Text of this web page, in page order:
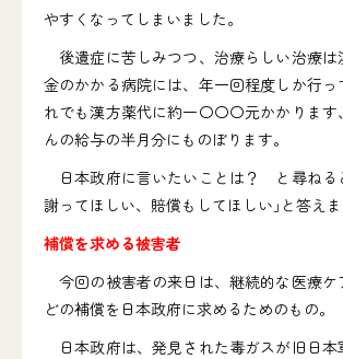
やすくなってしまいました。
後遺症に苦しみつつ、治療らしい治療は
金のかかる病院には、年一回程度しか行っ
れでも漢方薬代に約一〇〇〇元かかります
んの給与の半月分にものぼります。
日本政府に言いたいことは？ と尋ねる
謝ってほしい、賠償もしてほしい｣と答え
補償を求める被害者
今回の被害者の来日は、継続的な医療ケ
どの補償を日本政府に求めるためのもの。
日本政府は、発見された毒ガスが旧日本